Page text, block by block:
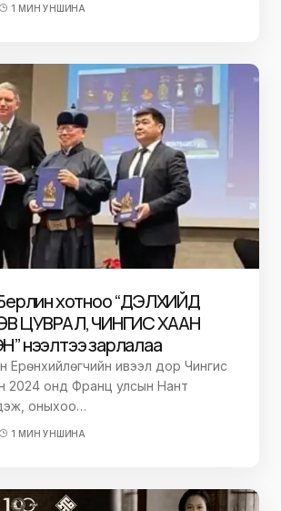
1 МИН УНШИНА
хотноо “ДЭЛХИЙД
ЦУВРАЛ, ЧИНГИС ХААН
нээлтээ зарлалаа
Ерөнхийлөгчийн ивээл дор Чингис
2024 онд Франц улсын Нант
оныхоо…
1 МИН УНШИНА